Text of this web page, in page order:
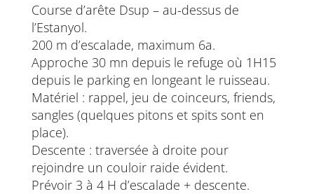
Course d’arête Dsup – au-dessus de
l’Estanyol.
200 m d’escalade, maximum 6a.
Approche 30 mn depuis le refuge où 1H15
depuis le parking en longeant le ruisseau.
Matériel : rappel, jeu de coinceurs, friends,
sangles (quelques pitons et spits sont en
place).
Descente : traversée à droite pour
rejoindre un couloir raide évident.
Prévoir 3 à 4 H d’escalade + descente.